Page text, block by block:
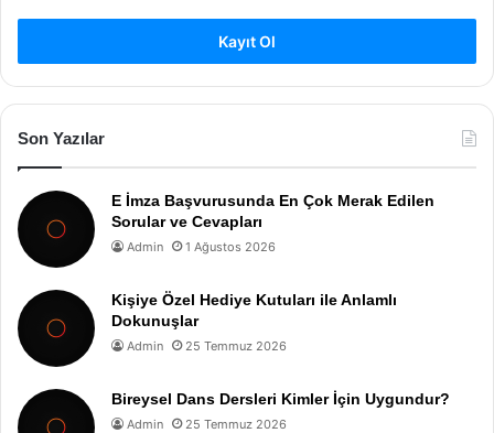
Kayıt Ol
Son Yazılar
E İmza Başvurusunda En Çok Merak Edilen
Sorular ve Cevapları
Admin 1 Ağustos 2026
Kişiye Özel Hediye Kutuları ile Anlamlı
Dokunuşlar
Admin 25 Temmuz 2026
Bireysel Dans Dersleri Kimler İçin Uygundur?
Admin 25 Temmuz 2026